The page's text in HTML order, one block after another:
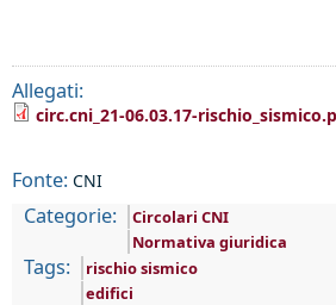
Allegati:
circ.cni_21-06.03.17-
Fonte: CNI
Categorie:
Circolari CNI
Normativa giuridica
Tags:
rischio sismico
edifici